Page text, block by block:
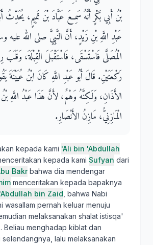
بْنُ أَبِي بَكْرٍ أَنَّهُ سَمِعَ عَبَّادَ بْنَ تَمِيمٍ، يُحَدِّثُ
عَبْدِ اللَّهِ بْنِ زَيْدٍ، أَنَّ النَّبِيَّ صلى الله عليه
الْمُصَلَّى فَاسْتَسْقَى، فَاسْتَقْبَلَ الْقِبْلَةَ،
رَكْعَتَيْنِ‏.‏ قَالَ أَبُو عَبْدِ اللَّهِ كَانَ ابْنُ
الأَذَانِ، وَلَكِنَّهُ وَهْمٌ، لأَنَّ هَذَا عَبْدُ اللَّهِ
الْمَازِنِيُّ، مَازِنُ الأَنْصَارِ‏.‏
kepada kami 'Ali bin 'Abdullah
kepada kami Sufyan dari
Bakrbahwa dia mendengar
menceritakan kepada bapaknya
'Abdullah bin Zaid , bahwa Nabi
wasallam pernah keluar menuju
melaksanakan shalat istisqa'
Beliau menghadap kiblat dan
selendangnya, lalu melaksanakan